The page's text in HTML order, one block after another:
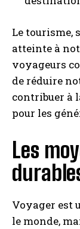
Le tourisme,
atteinte à
voyageurs
de réduire
contribuer à
pour les
Les
Voyager est
le monde,